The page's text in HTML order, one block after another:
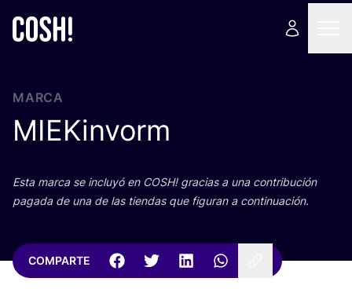
MARCA
MIEKinvorm
Esta mar­ca se inclu­yó en COSH! gra­cias a una con­tri­bu­ción
paga­da de una de las tien­das que figu­ran a continuación.
COMPARTE